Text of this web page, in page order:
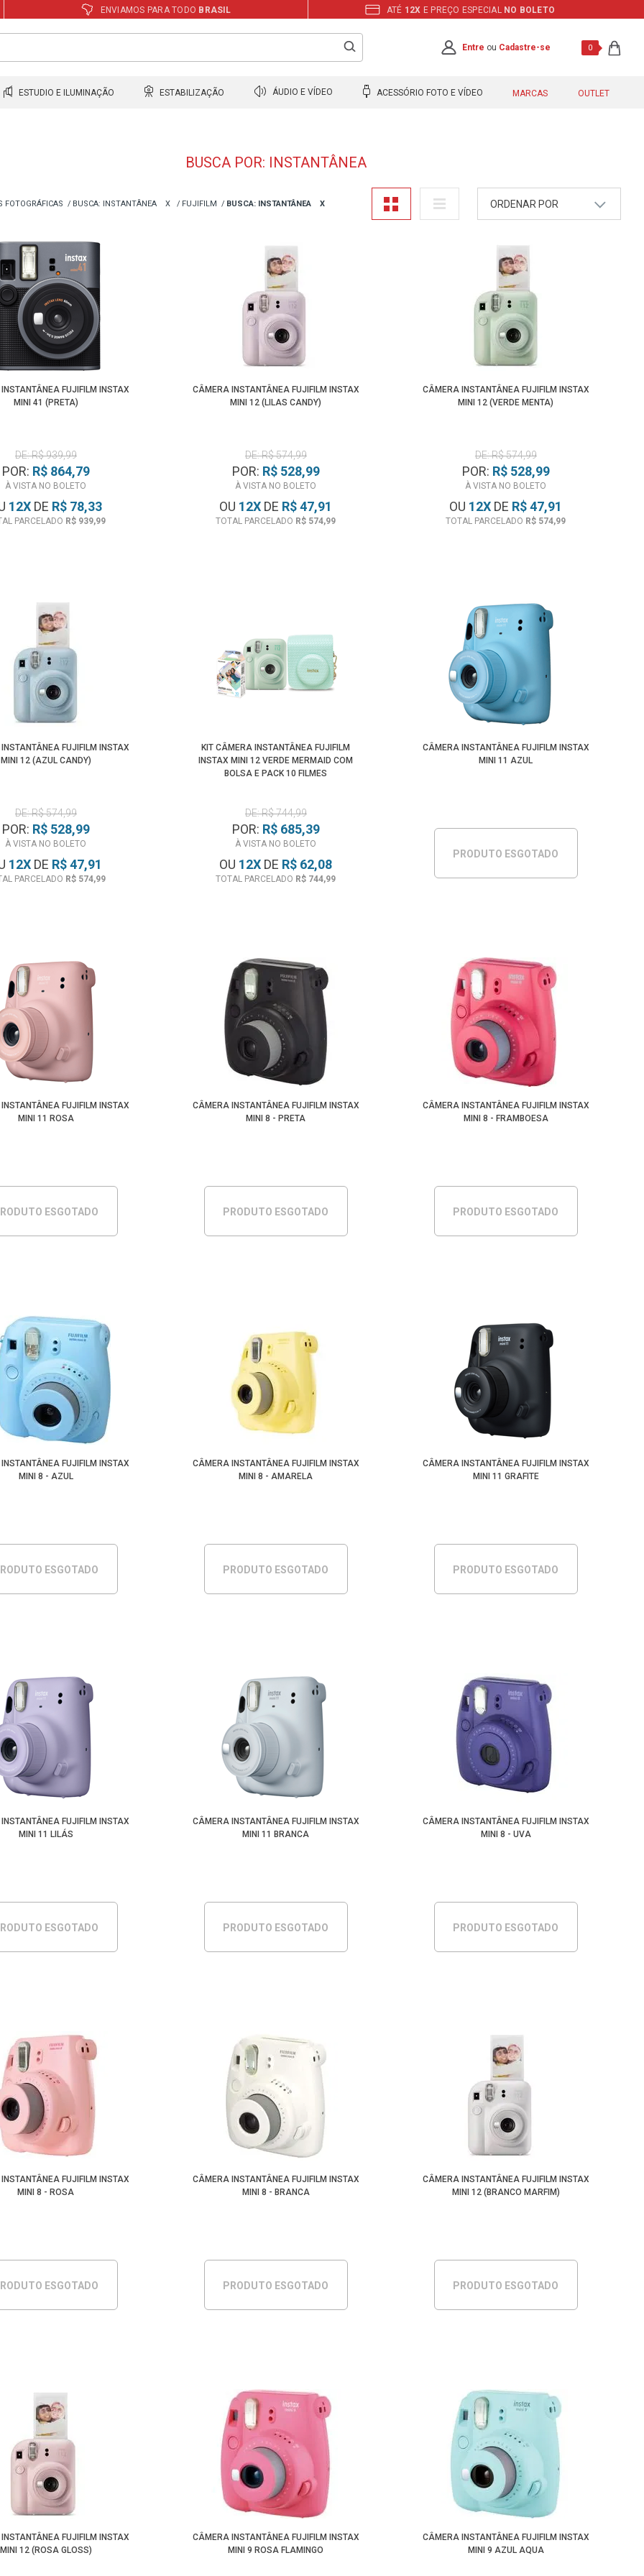
ENVIAMOS PARA TODO BRASIL ATÉ 12X E PREÇO ESPECIAL NO BOLETO
Entre ou Cadastre-se 0
ESTUDIO E ILUMINAÇÃO ESTABILIZAÇÃO ÁUDIO E VÍDEO ACESSÓRIO FOTO E VÍDEO MARCAS OUTLET
BUSCA POR: INSTANTÂNEA
FOTOGRÁFICAS BUSCA: INSTANTÂNEA X FUJIFILM BUSCA: INSTANTÂNEA X ORDENAR POR
Mais Vendidos
Maior Preço
Menor Preço
FUJIFILM INSTAX
MINI 41 (PRETA)
DE: R$ 939,99
POR: R$ 864,79
À VISTA NO BOLETO
12X DE R$ 78,33
PARCELADO R$ 939,99
CÂMERA INSTANTÂNEA FUJIFILM INSTAX
MINI 12 (LILAS CANDY)
DE: R$ 574,99
POR: R$ 528,99
À VISTA NO BOLETO
OU 12X DE R$ 47,91
TOTAL PARCELADO R$ 574,99
CÂMERA INSTANTÂNEA FUJIFILM INSTAX
MINI 12 (VERDE MENTA)
DE: R$ 574,99
POR: R$ 528,99
À VISTA NO BOLETO
OU 12X DE R$ 47,91
TOTAL PARCELADO R$ 574,99
FUJIFILM INSTAX
MINI 12 (AZUL CANDY)
DE: R$ 574,99
POR: R$ 528,99
À VISTA NO BOLETO
12X DE R$ 47,91
PARCELADO R$ 574,99
KIT CÂMERA INSTANTÂNEA FUJIFILM
INSTAX MINI 12 VERDE MERMAID COM
BOLSA E PACK 10 FILMES
DE: R$ 744,99
POR: R$ 685,39
À VISTA NO BOLETO
OU 12X DE R$ 62,08
TOTAL PARCELADO R$ 744,99
CÂMERA INSTANTÂNEA FUJIFILM INSTAX
MINI 11 AZUL
PRODUTO ESGOTADO
FUJIFILM INSTAX
MINI 11 ROSA
ESGOTADO
CÂMERA INSTANTÂNEA FUJIFILM INSTAX
MINI 8 - PRETA
PRODUTO ESGOTADO
CÂMERA INSTANTÂNEA FUJIFILM INSTAX
MINI 8 - FRAMBOESA
PRODUTO ESGOTADO
FUJIFILM INSTAX
MINI 8 - AZUL
ESGOTADO
CÂMERA INSTANTÂNEA FUJIFILM INSTAX
MINI 8 - AMARELA
PRODUTO ESGOTADO
CÂMERA INSTANTÂNEA FUJIFILM INSTAX
MINI 11 GRAFITE
PRODUTO ESGOTADO
FUJIFILM INSTAX
MINI 11 LILÁS
ESGOTADO
CÂMERA INSTANTÂNEA FUJIFILM INSTAX
MINI 11 BRANCA
PRODUTO ESGOTADO
CÂMERA INSTANTÂNEA FUJIFILM INSTAX
MINI 8 - UVA
PRODUTO ESGOTADO
FUJIFILM INSTAX
MINI 8 - ROSA
ESGOTADO
CÂMERA INSTANTÂNEA FUJIFILM INSTAX
MINI 8 - BRANCA
PRODUTO ESGOTADO
CÂMERA INSTANTÂNEA FUJIFILM INSTAX
MINI 12 (BRANCO MARFIM)
PRODUTO ESGOTADO
FUJIFILM INSTAX
MINI 12 (ROSA GLOSS)
CÂMERA INSTANTÂNEA FUJIFILM INSTAX
MINI 9 ROSA FLAMINGO
CÂMERA INSTANTÂNEA FUJIFILM INSTAX
MINI 9 AZUL AQUA